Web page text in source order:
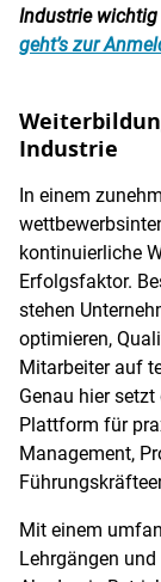
Industrie wichtig
geht’s zur
Industrie
In einem
kontinuierliche
Erfolgsfaktor.
stehen
optimieren,
Mitarbeiter auf
Genau hier
Plattform für
Management,
Mit einem
Lehrgängen